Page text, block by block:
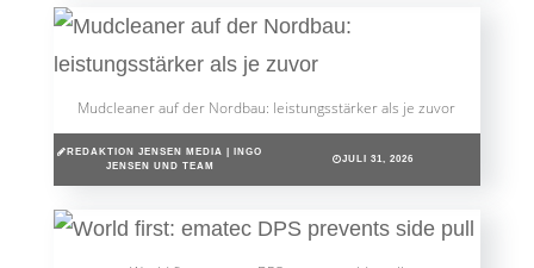
Mudcleaner auf der Nordbau: leistungsstärker als je zuvor
REDAKTION JENSEN MEDIA | INGO
JENSEN UND TEAM
JULI 31, 2026